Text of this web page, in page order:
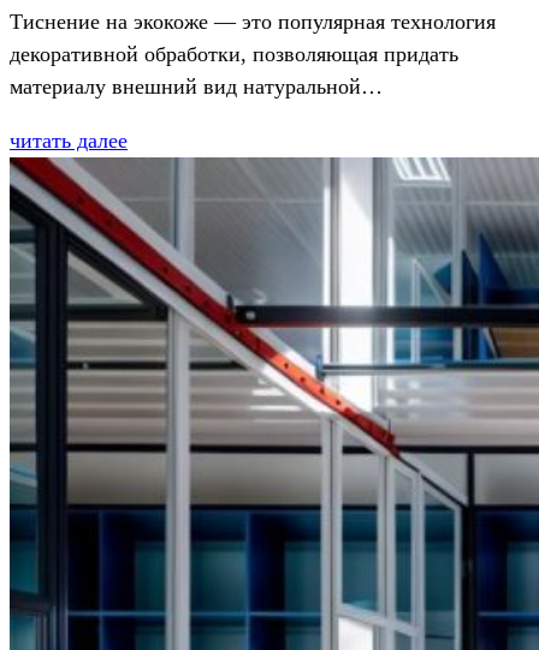
Тиснение на экокоже — это популярная технология
декоративной обработки, позволяющая придать
материалу внешний вид натуральной…
читать далее